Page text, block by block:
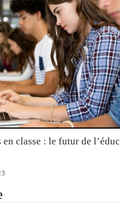
classe : le futur de